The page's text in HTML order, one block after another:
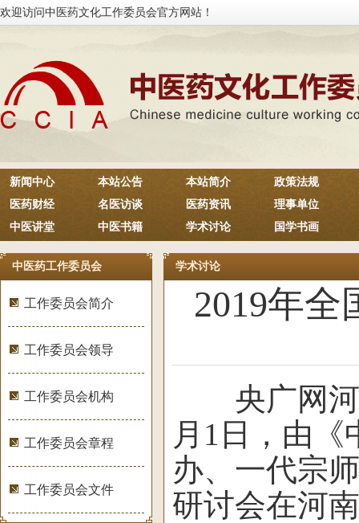
欢迎访问中医药文化工作委员会官方网站！
新闻中心 本站公告 本站简介
政策法规
医药财经
名医访谈 医药资讯
理事单位
中医讲堂
中医书籍 学术讨论 国学书画
中医药工作委员会
工作委员会简介
工作委员会领导
工作委员会机构
工作委员会章程
工作委员会文件
学术讨论
2019年
央广网河
月1日，由
办、一代宗
研讨会在河